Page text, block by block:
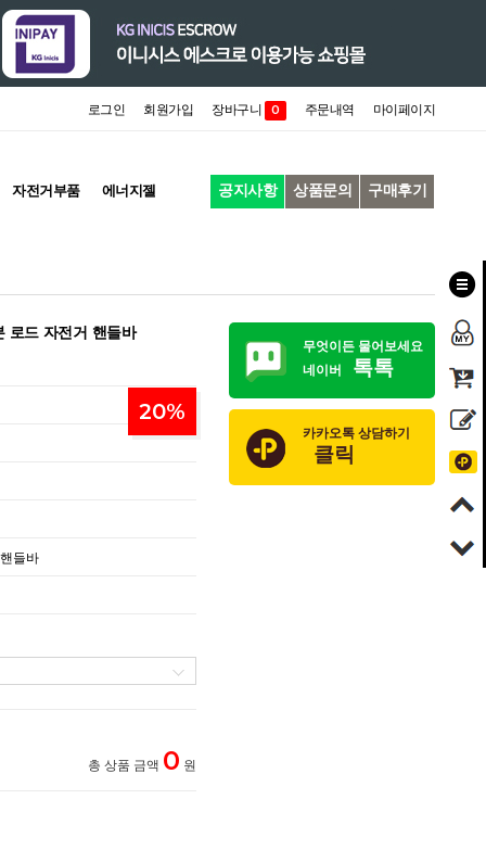
로그인 회원가입 장바구니 0 주문내역 마이페이지
자전거부품 에너지젤 공지사항 상품문의 구매후기
로드 자전거 핸들바
20%
들바
총 상품 금액 0 원
무엇이든 물어보세요
네이버
톡톡
카카오톡 상담하기
클릭